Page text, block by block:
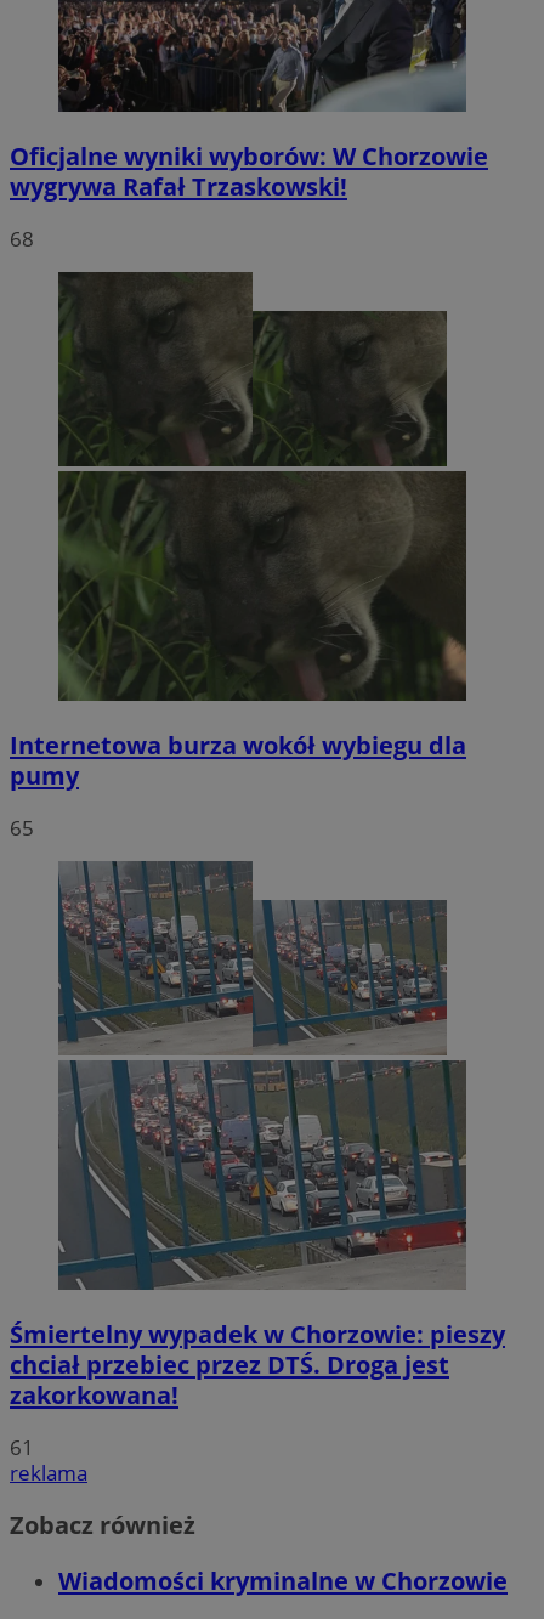
Oficjalne wyniki wyborów: W Chorzowie
wygrywa Rafał Trzaskowski!
68
Internetowa burza wokół wybiegu dla
pumy
65
Śmiertelny wypadek w Chorzowie: pieszy
chciał przebiec przez DTŚ. Droga jest
zakorkowana!
61
reklama
Zobacz również
Wiadomości kryminalne w Chorzowie